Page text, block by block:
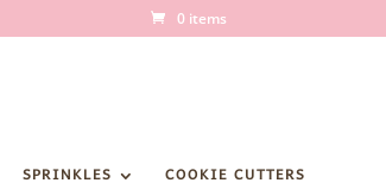
0 items
SPRINKLES COOKIE CUTTERS